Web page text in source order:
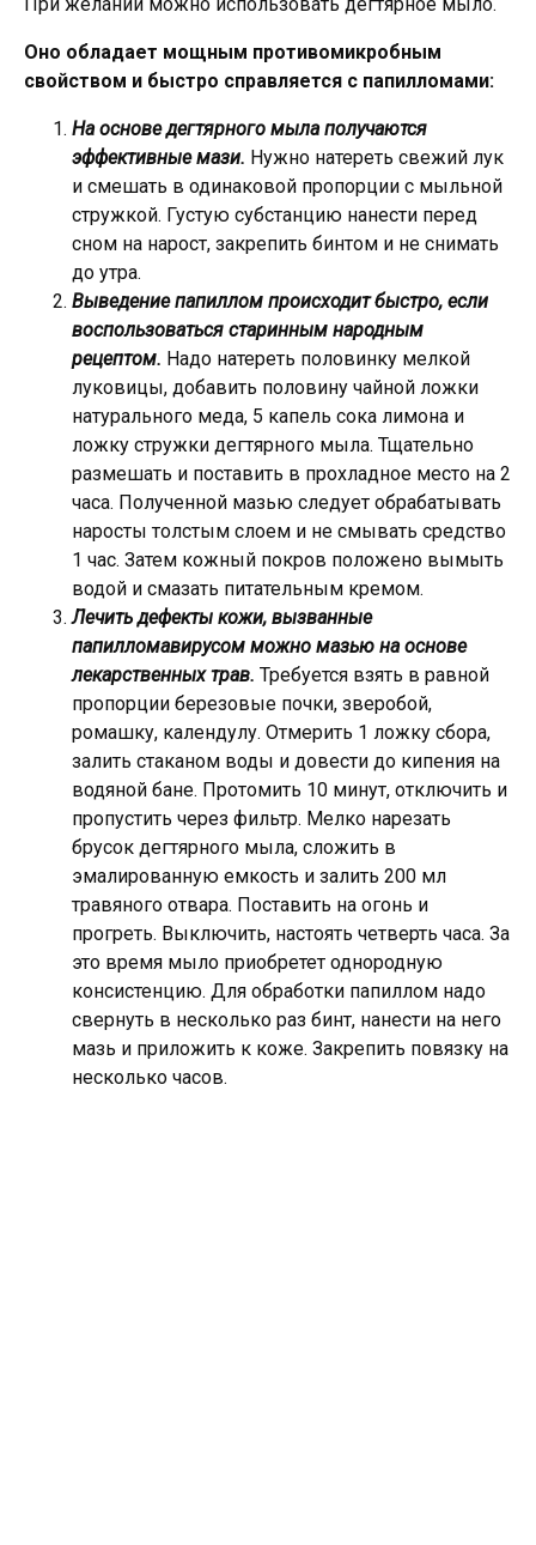
Оно обладает мощным противомикробным
свойством и быстро справляется с папилломами:
На основе дегтярного мыла получаются
эффективные мази. Нужно натереть свежий лук
и смешать в одинаковой пропорции с мыльной
стружкой. Густую субстанцию нанести перед
сном на нарост, закрепить бинтом и не снимать
до утра.
Выведение папиллом происходит быстро, если
воспользоваться старинным народным
рецептом. Надо натереть половинку мелкой
луковицы, добавить половину чайной ложки
натурального меда, 5 капель сока лимона и
ложку стружки дегтярного мыла. Тщательно
размешать и поставить в прохладное место на 2
часа. Полученной мазью следует обрабатывать
наросты толстым слоем и не смывать средство
1 час. Затем кожный покров положено вымыть
водой и смазать питательным кремом.
Лечить дефекты кожи, вызванные
папилломавирусом можно мазью на основе
лекарственных трав. Требуется взять в равной
пропорции березовые почки, зверобой,
ромашку, календулу. Отмерить 1 ложку сбора,
залить стаканом воды и довести до кипения на
водяной бане. Протомить 10 минут, отключить и
пропустить через фильтр. Мелко нарезать
брусок дегтярного мыла, сложить в
эмалированную емкость и залить 200 мл
травяного отвара. Поставить на огонь и
прогреть. Выключить, настоять четверть часа. За
это время мыло приобретет однородную
консистенцию. Для обработки папиллом надо
свернуть в несколько раз бинт, нанести на него
мазь и приложить к коже. Закрепить повязку на
несколько часов.